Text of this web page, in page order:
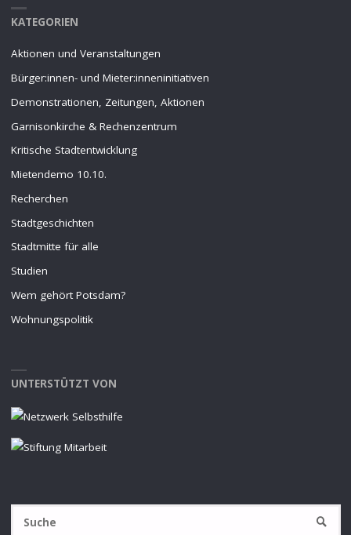
KATEGORIEN
Aktionen und Veranstaltungen
Bürger:innen- und Mieter:inneninitiativen
Demonstrationen, Zeitungen, Aktionen
Garnisonkirche & Rechenzentrum
Kritische Stadtentwicklung
Mietendemo 10.10.
Recherchen
Stadtgeschichten
Stadtmitte für alle
Studien
Wem gehört Potsdam?
Wohnungspolitik
UNTERSTÜTZT VON
SUCHE